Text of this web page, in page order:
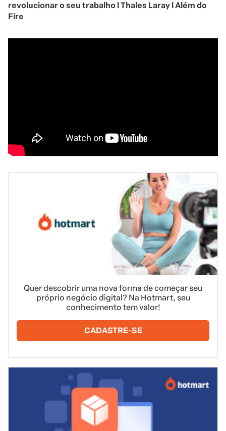
revolucionar o seu trabalho l Thales Laray l Além do
Fire
Quer descobrir uma nova forma de começar seu
próprio negócio digital? Na Hotmart, seu
conhecimento tem valor!
CADASTRE-SE